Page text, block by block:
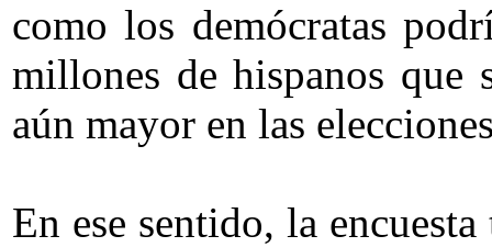
como los demócratas
millones de hispanos que
aún mayor en las
En ese sentido, la